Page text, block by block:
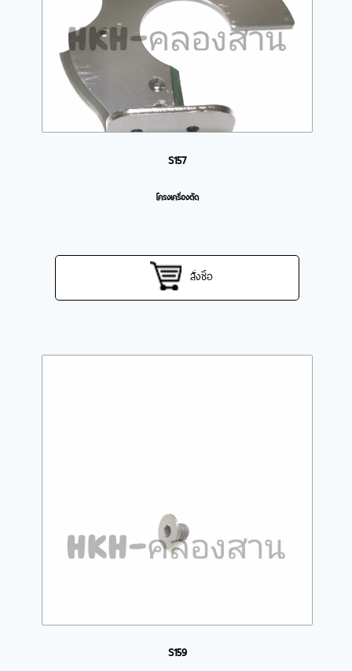
S157
โครงเครื่องตัด
สั่งซื้อ
S159